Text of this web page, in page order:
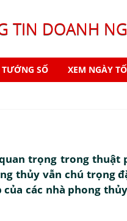
TIN DOANH
SỐ XEM NGÀY
trọng trong thuật
thủy vẫn chú trọng
các nhà phong